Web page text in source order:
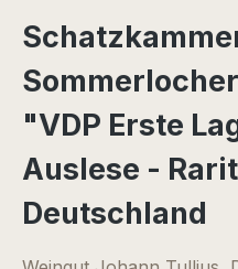
"VDP Erste
Auslese -
Deutschland